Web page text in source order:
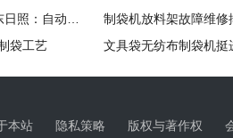
袋工艺
文具袋无纺布制袋机挺
本站 隐私策略 版权与著作权